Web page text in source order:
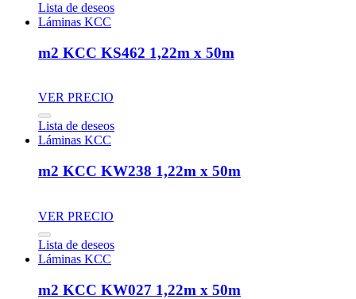
Lista de deseos
Láminas KCC
m2 KCC KS462 1,22m x 50m
VER PRECIO
Lista de deseos
Láminas KCC
m2 KCC KW238 1,22m x 50m
VER PRECIO
Lista de deseos
Láminas KCC
m2 KCC KW027 1,22m x 50m